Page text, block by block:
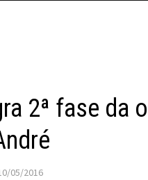
2ª fase da
05/2016